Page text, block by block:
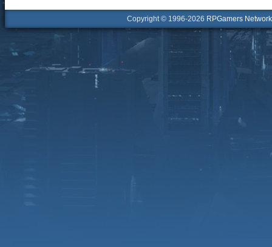
Copyright © 1996-2026 RPGamers Network